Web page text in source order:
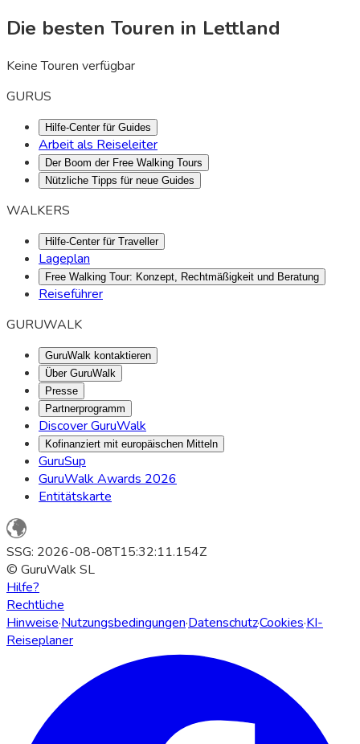
Die besten Touren in Lettland
Keine Touren verfügbar
GURUS
Hilfe-Center für Guides
Arbeit als Reiseleiter
Der Boom der Free Walking Tours
Nützliche Tipps für neue Guides
WALKERS
Hilfe-Center für Traveller
Lageplan
Free Walking Tour: Konzept, Rechtmäßigkeit und Beratung
Reiseführer
GURUWALK
GuruWalk kontaktieren
Über GuruWalk
Presse
Partnerprogramm
Discover GuruWalk
Kofinanziert mit europäischen Mitteln
GuruSup
GuruWalk Awards 2026
Entitätskarte
SSG: 2026-08-08T15:32:11.154Z
© GuruWalk SL
Hilfe?
Rechtliche
Hinweise·Nutzungsbedingungen·Datenschutz·Cookies·KI-
Reiseplaner